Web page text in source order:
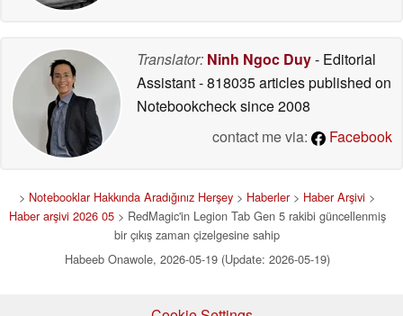
Translator: Ninh Ngoc Duy- Editorial
Assistant- 818035 articles published on
Notebookchecksince 2008
contact me via:
Facebook
> Notebooklar Hakkında Aradığınız Herşey > Haberler> Haber Arşivi >
Haber arşivi 2026 05> RedMagic'in Legion Tab Gen 5 rakibi güncellenmiş
bir çıkış zaman çizelgesine sahip
Habeeb Onawole, 2026-05-19 (Update: 2026-05-19)